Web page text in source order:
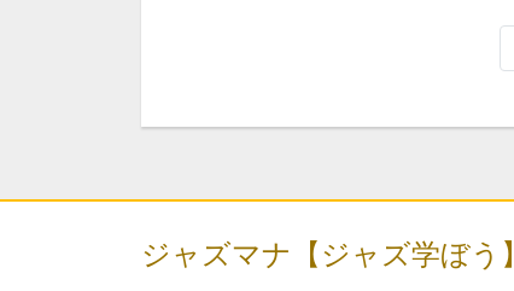
ジャズマナ【ジャズ学ぼう】